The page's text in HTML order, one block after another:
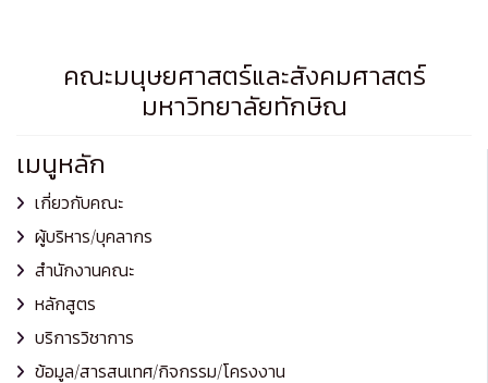
คณะมนุษยศาสตร์และสังคมศาสตร์
มหาวิทยาลัยทักษิณ
เมนูหลัก
เกี่ยวกับคณะ
ผู้บริหาร/บุคลากร
สำนักงานคณะ
หลักสูตร
บริการวิชาการ
ข้อมูล/สารสนเทศ/กิจกรรม/โครงงาน